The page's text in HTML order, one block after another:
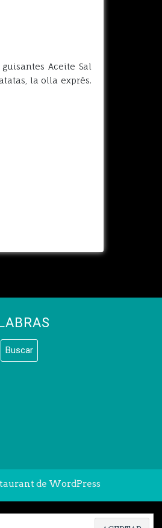
Aceite Sal
la olla exprés.
de WordPress